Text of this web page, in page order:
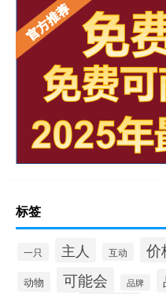
标签
一只 主人 互动 价
动物 可能会 品牌